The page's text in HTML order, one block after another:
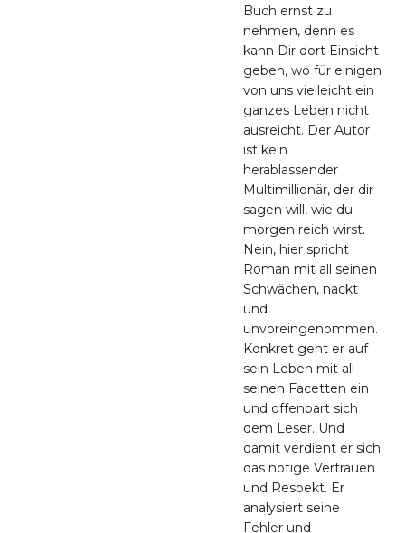
Buch ernst zu
nehmen, denn es
kann Dir dort Einsicht
geben, wo für einigen
von uns vielleicht ein
ganzes Leben nicht
ausreicht. Der Autor
ist kein
herablassender
Multimillionär, der dir
sagen will, wie du
morgen reich wirst.
Nein, hier spricht
Roman mit all seinen
Schwächen, nackt
und
unvoreingenommen.
Konkret geht er auf
sein Leben mit all
seinen Facetten ein
und offenbart sich
dem Leser. Und
damit verdient er sich
das nötige Vertrauen
und Respekt. Er
analysiert seine
Fehler und